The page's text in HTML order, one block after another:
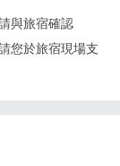
與旅宿確認
您於旅宿現場支